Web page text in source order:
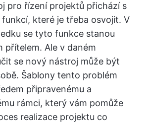
pro řízení projektů přichází s
které je třeba osvojit. V
se tyto funkce stanou
přítelem. Ale v daném
se nový nástroj může být
Šablony tento problém
připravenému a
rámci, který vám pomůže
realizace projektu co